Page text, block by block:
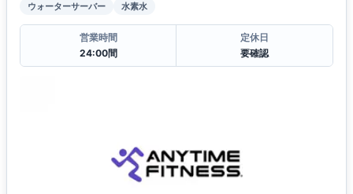
ウォーターサーバー
水素水
営業時間
24:00間
定休日
要確認